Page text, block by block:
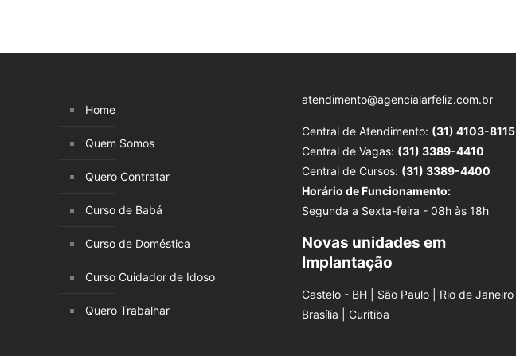
Home
Quem Somos
Quero Contratar
Curso de Babá
Curso de Doméstica
Curso Cuidador de Idoso
Quero Trabalhar
atendimento@agencialarfeliz.com.br
Central de Atendimento: (31) 4103-8115
Central de Vagas: (31) 3389-4410
Central de Cursos: (31) 3389-4400
Horário de Funcionamento:
Segunda a Sexta-feira - 08h às 18h
Novas unidades em
Implantação
Castelo - BH | São Paulo | Rio de Janeiro |
Brasília | Curitiba